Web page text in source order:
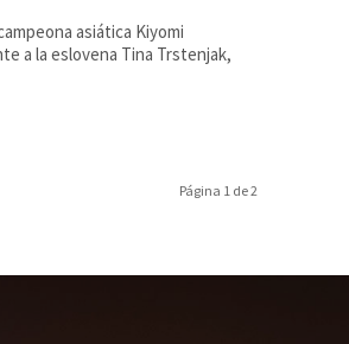
asiática Kiyomi
a la eslovena Tina Trstenjak,
Página 1 de 2